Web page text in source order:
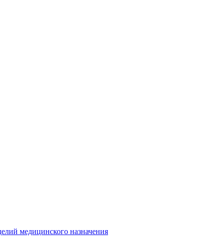
медицинского назначения